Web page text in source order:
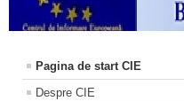
Pagina de start CIE
Despre CIE